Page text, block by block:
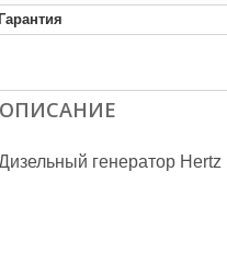
Гарантия
ОПИСАНИЕ
генератор